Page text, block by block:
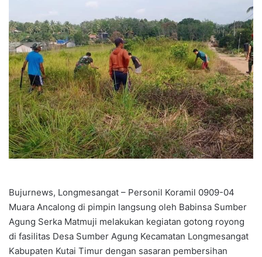
Bujurnews, Longmesangat – Personil Koramil 0909-04
Muara Ancalong di pimpin langsung oleh Babinsa Sumber
Agung Serka Matmuji melakukan kegiatan gotong royong
di fasilitas Desa Sumber Agung Kecamatan Longmesangat
Kabupaten Kutai Timur dengan sasaran pembersihan